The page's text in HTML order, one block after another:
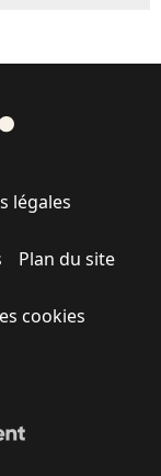
légales
Plan du site
cookies